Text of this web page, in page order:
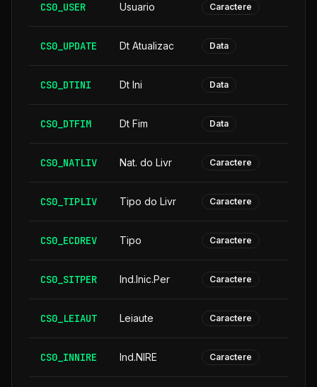
CS0_USER Usuario Caractere
CS0_UPDATE Dt Atualizac Data
CS0_DTINI Dt Ini Data
CS0_DTFIM Dt Fim Data
CS0_NATLIV Nat. do Livr Caractere
CS0_TIPLIV Tipo do Livr Caractere
CS0_ECDREV Tipo Caractere
CS0_SITPER Ind.Inic.Per Caractere
CS0_LEIAUT Leiaute Caractere
CS0_INNIRE Ind.NIRE Caractere